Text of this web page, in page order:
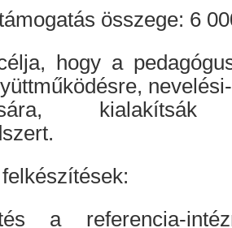
összege: 6
hogy a
a referencia-